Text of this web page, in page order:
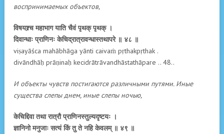
воспринимаемых объектов,
विषयश्र्च महाभाग याति चैवं पृथक् पृथक् ।
दिवान्धाः प्राणिनः केचिद्रात्रावन्धास्तथापरे ॥ ४८ ॥
viṣayāśca mahābhāga yānti caivaṁ pṛthakpṛthak .
divāndhāḥ prāṇinaḥ kecidrātrāvandhāstathāpare .. 48..
И объекты чувств постигаются различными путями. Иные
существа слепы днем, иные слепы ночью,
केचिद्दिवा तथा रात्रौ प्राणिनस्तुल्यदृष्टयः ।
ज्ञानिनो मनुजाः सत्यं किं तु ते नहि केवलम् ॥ ४९ ॥